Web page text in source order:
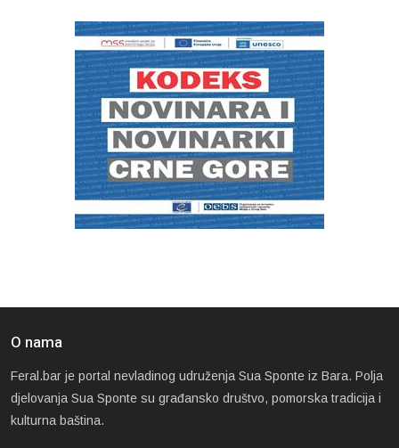
O nama
Feral.bar je portal nevladinog udruženja Sua Sponte iz Bara. Polja
djelovanja Sua Sponte su građansko društvo, pomorska tradicija i
kulturna baština.